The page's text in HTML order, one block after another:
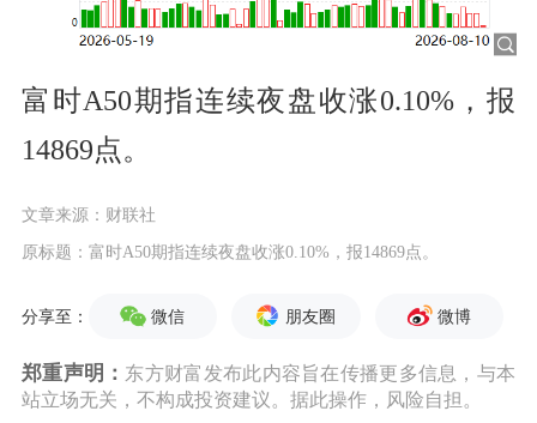
富时A50期指连续夜盘收涨0.10%，报
14869点。
文章来源：财联社
原标题：富时A50期指连续夜盘收涨0.10%，报14869点。
分享至： 微信 朋友圈 微博
郑重声明： 东方财富发布此内容旨在传播更多信息，与本
站立场无关，不构成投资建议。据此操作，风险自担。